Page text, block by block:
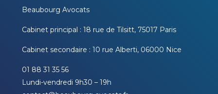
Beaubourg Avocats
Cabinet principal : 18 rue de Tilsitt, 75017 Paris
Cabinet secondaire : 10 rue Alberti, 06000 Nice
01 88 31 35 56
Lundi-vendredi 9h30 – 19h